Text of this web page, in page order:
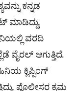
ಕನ್ನಡ
ವರದಿ
ವೈರಲ್ ಆಗುತ್ತಿದೆ.
ಕ್ಲಿಪ್ಪಿಂಗ್​